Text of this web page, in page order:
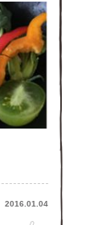
2016.01.04